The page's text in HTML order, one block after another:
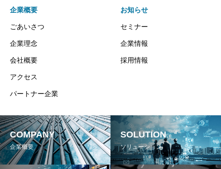
企業概要
ごあいさつ
企業理念
会社概要
アクセス
パートナー企業
お知らせ
セミナー
企業情報
採用情報
COMPANY
企業概要
SOLUTION
ソリューション